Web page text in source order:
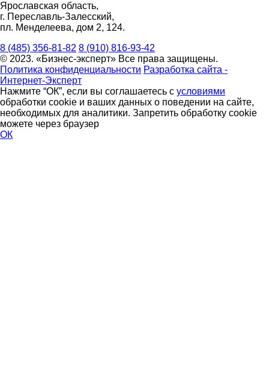
Ярославская область,
г. Переславль-Залесский,
пл. Менделеева, дом 2, 124.
8 (485) 356-81-82 8 (910) 816-93-42
© 2023. «Бизнес-эксперт» Все права защищены.
Политика конфиденциальности Разработка сайта -
Интернет-Эксперт
Нажмите “ОК”, если вы соглашаетесь с условиями
обработки cookie и ваших данных о поведении на сайте,
необходимых для аналитики. Запретить обработку cookie
можете через браузер
ОК